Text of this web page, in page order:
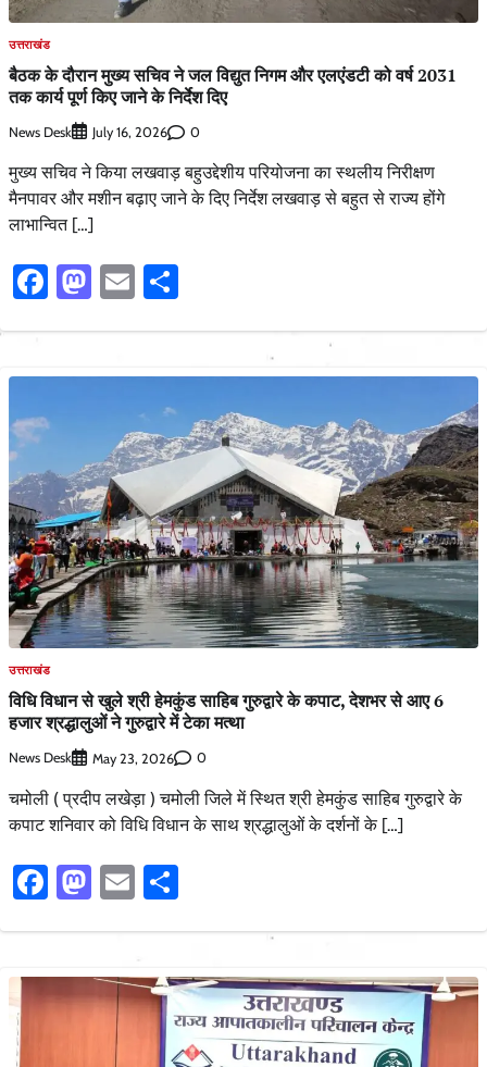
उत्तराखंड
बैठक के दौरान मुख्य सचिव ने जल विद्युत निगम और एलएंडटी को वर्ष 2031
तक कार्य पूर्ण किए जाने के निर्देश दिए
News Desk July 16, 2026 0
मुख्य सचिव ने किया लखवाड़ बहुउद्देशीय परियोजना का स्थलीय निरीक्षण
मैनपावर और मशीन बढ़ाए जाने के दिए निर्देश लखवाड़ से बहुत से राज्य होंगे
लाभान्वित […]
Facebook
Mastodon
Email
उत्तराखंड
विधि विधान से खुले श्री हेमकुंड साहिब गुरुद्वारे के कपाट, देशभर से आए 6
हजार श्रद्धालुओं ने गुरुद्वारे में टेका मत्था
News Desk May 23, 2026 0
चमोली ( प्रदीप लखेड़ा ) चमोली जिले में स्थित श्री हेमकुंड साहिब गुरुद्वारे के
कपाट शनिवार को विधि विधान के साथ श्रद्धालुओं के दर्शनों के […]
Facebook
Mastodon
Email